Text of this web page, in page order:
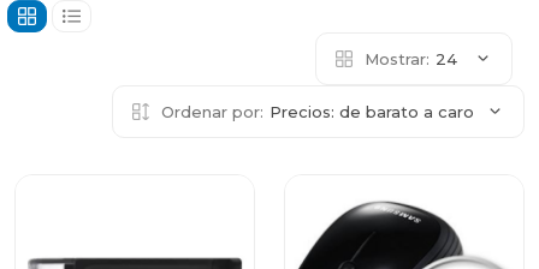
Mostrar: 24
Ordenar por: Precios: de barato a caro